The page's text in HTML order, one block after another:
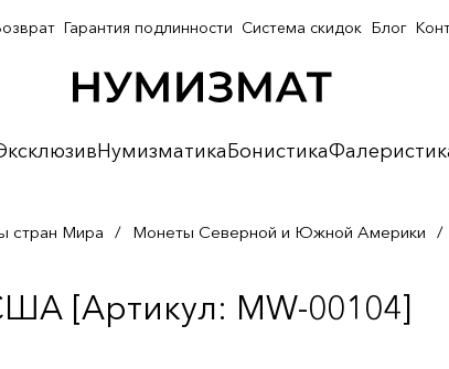
НумизматикаБонистика
Гарантия подлинности Система скидок Блог
стран Мира / Монеты Северной и Южной Америки /
[Артикул: MW-00104]